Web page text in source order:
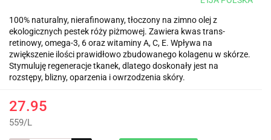
100% naturalny, nierafinowany, tłoczony na zimno olej z
ekologicznych pestek róży piżmowej. Zawiera kwas trans-
retinowy, omega-3, 6 oraz witaminy A, C, E. Wpływa na
zwiększenie ilości prawidłowo zbudowanego kolagenu w skórze.
Stymuluję regeneracje tkanek, dlatego doskonały jest na
rozstępy, blizny, oparzenia i owrzodzenia skóry.
27.95
559/L